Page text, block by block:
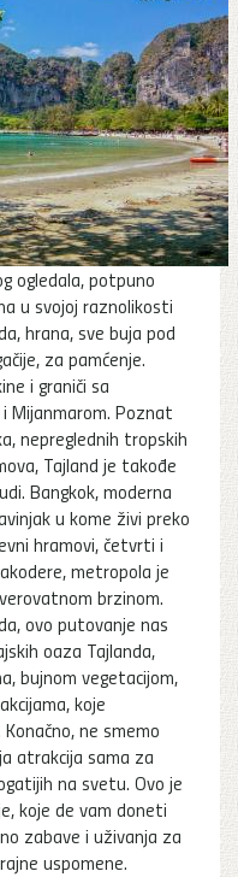
ogledala, potpuno
u svojoj raznolikosti
hrana, sve buja pod
za pamćenje.
i graniči sa
Mijanmarom. Poznat
nepreglednih tropskih
Tajland je takođe
Bangkok, moderna
u kome živi preko
hramovi, četvrti i
metropola je
brzinom.
ovo putovanje nas
oaza Tajlanda,
bujnom vegetacijom,
koje
ne smemo
atrakcija sama za
na svetu. Ovo je
koje de vam doneti
zabave i uživanja za
uspomene.